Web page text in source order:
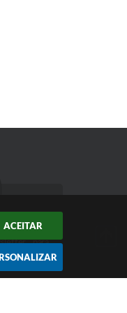
ACEITAR
para